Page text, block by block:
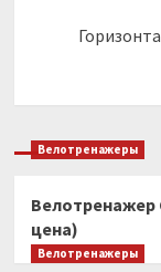
Велотренажеры
Велотренажер
цена)
Велотренажеры